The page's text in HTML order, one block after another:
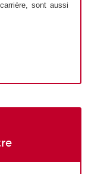
sont aussi